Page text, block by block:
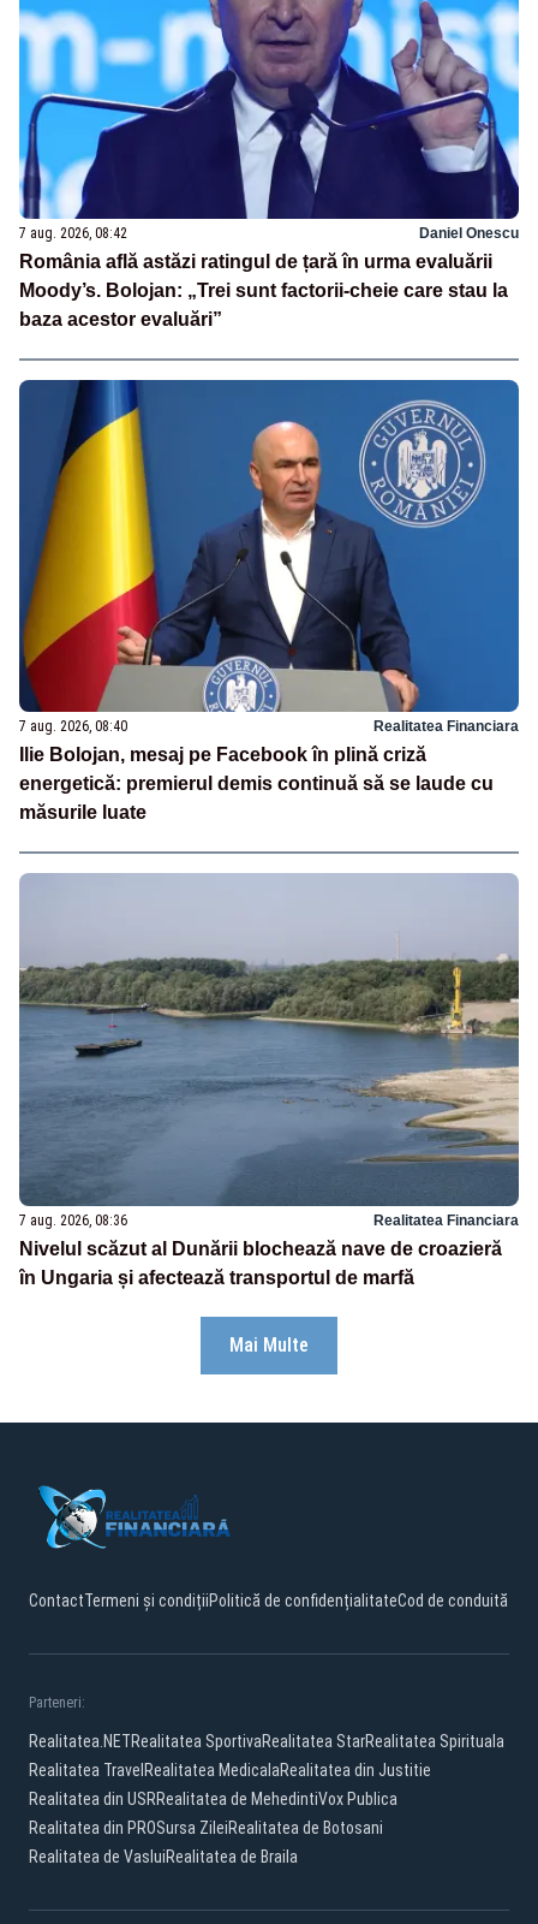
7 aug. 2026, 08:42 Daniel Onescu
România află astăzi ratingul de țară în urma evaluării
Moody’s. Bolojan: „Trei sunt factorii-cheie care stau la
baza acestor evaluări”
7 aug. 2026, 08:40 Realitatea Financiara
Ilie Bolojan, mesaj pe Facebook în plină criză
energetică: premierul demis continuă să se laude cu
măsurile luate
7 aug. 2026, 08:36 Realitatea Financiara
Nivelul scăzut al Dunării blochează nave de croazieră
în Ungaria și afectează transportul de marfă
Mai Multe
ContactTermeni și condițiiPolitică de confidențialitateCod de conduită
Parteneri:
Realitatea.NETRealitatea SportivaRealitatea StarRealitatea Spirituala
Realitatea Travel Realitatea MedicalaRealitatea din Justitie
Realitatea din USRRealitatea de MehedintiVox Publica
Realitatea din PROSursa ZileiRealitatea de Botosani
Realitatea de VasluiRealitatea de Braila